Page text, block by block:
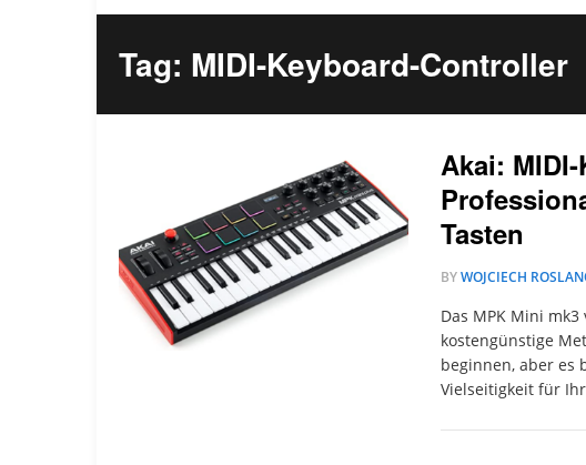
Tag: MIDI-Keyboard-Controller
Akai:
Tasten
BYWOJCIECH
Das MPK Mini
kostengünstige
beginnen, aber es
Vielseitigkeit für